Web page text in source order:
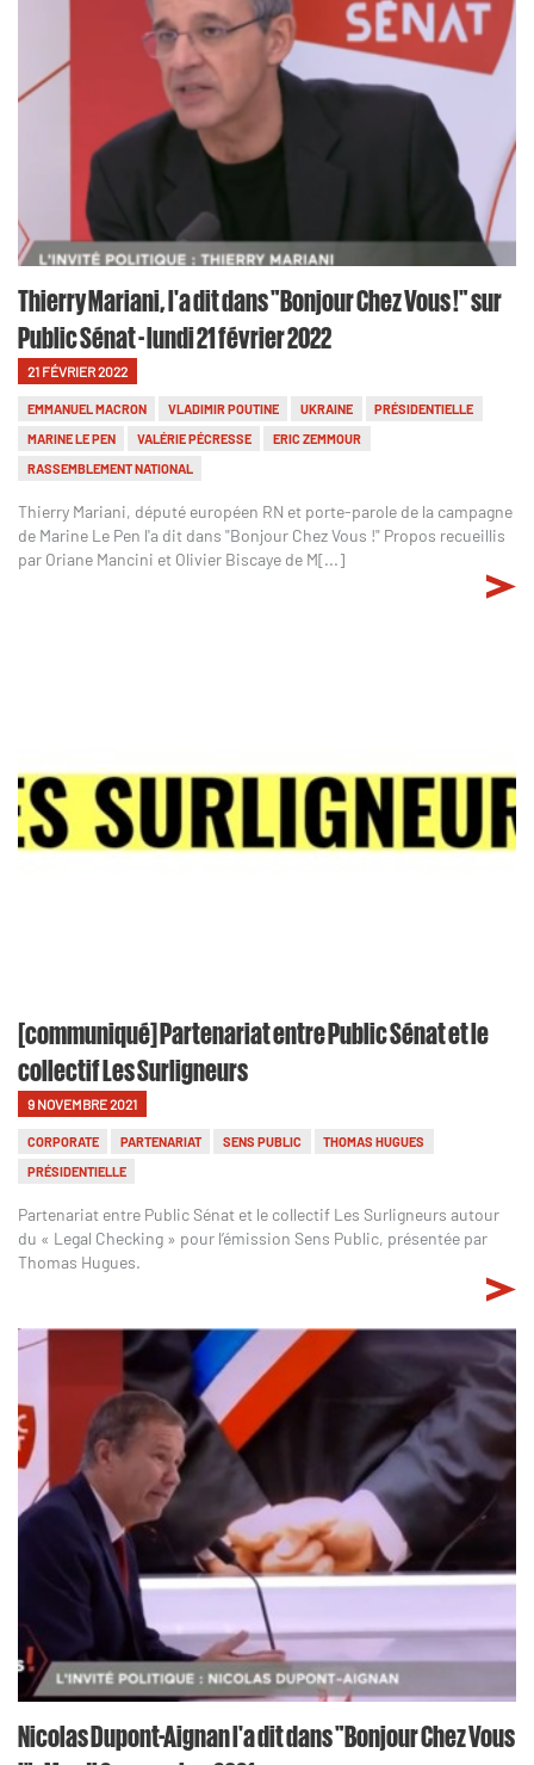
Thierry Mariani, l'a dit dans "Bonjour Chez Vous !" sur
Public Sénat - lundi 21 février 2022
21 FÉVRIER 2022
EMMANUEL MACRON VLADIMIR POUTINE UKRAINE
PRÉSIDENTIELLE
MARINE LE PEN
VALÉRIE PÉCRESSE
ERIC ZEMMOUR
RASSEMBLEMENT NATIONAL
Thierry Mariani, député européen RN et porte-parole de la campagne
de Marine Le Pen l'a dit dans "Bonjour Chez Vous !" Propos recueillis
par Oriane Mancini et Olivier Biscaye de M[...]
[communiqué] Partenariat entre Public Sénat et le
collectif Les Surligneurs
9 NOVEMBRE 2021
CORPORATE PARTENARIAT SENS PUBLIC
THOMAS HUGUES
PRÉSIDENTIELLE
Partenariat entre Public Sénat et le collectif Les Surligneurs autour
du « Legal Checking » pour l’émission Sens Public, présentée par
Thomas Hugues.
Nicolas Dupont-Aignan l'a dit dans "Bonjour Chez Vous